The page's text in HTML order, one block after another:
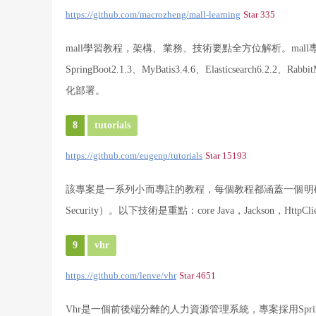
https://github.com/macrozheng/mall-learning Star 335
mall學習教程，架構、業務、技術要點全方位解析。mall
SpringBoot2.1.3、MyBatis3.4.6、Elasticsearch6.2.2、
化部署。
8 tutorials
https://github.com/eugenp/tutorials Star 15193
該專案是一系列小而專註的教程，每個教程都涵蓋一個
Security）。
以下技術是重點： core Java，Jackson，
9 vhr
https://github.com/lenve/vhr Star 4651
Vhr是一個前後端分離的人力資源管理系統，專案採用